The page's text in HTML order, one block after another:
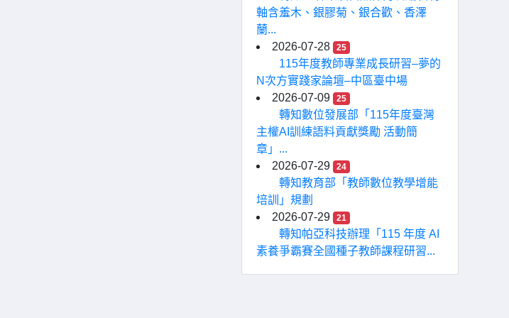
軸含羞木、銀膠菊、銀合歡、香澤
蘭...
2026-07-28
25
115年度教師專業成長研習–夢的
N次方實踐家論壇–中區臺中場
2026-07-09
25
轉知數位發展部「115年度臺灣
主權AI訓練語料貢獻獎勵 活動簡
章」...
2026-07-29
24
轉知教育部「教師數位教學增能
培訓」規劃
2026-07-29
21
轉知帕亞科技辦理「115 年度 AI
素養爭霸賽全國種子教師課程研習...